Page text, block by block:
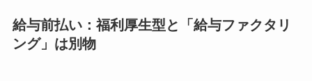
給与前払い：福利厚生型と「給与ファクタリ
ング」は別物